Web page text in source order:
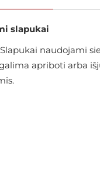
slapukai
naudojami
apriboti arba